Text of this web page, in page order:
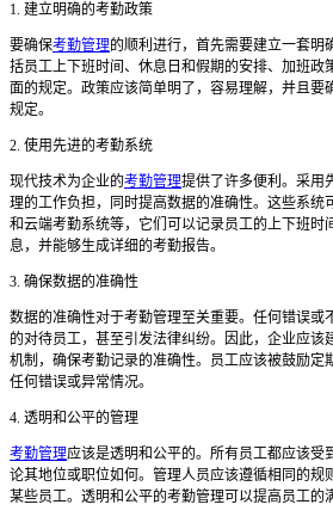
1. 建立明确的考勤政策
要确保考勤管理的顺利进行，首先需要建立一套明
括员工上下班时间、休息日和假期的安排、加班政
面的规定。政策应该简单明了，容易理解，并且要
规定。
2. 使用先进的考勤系统
现代技术为企业的考勤管理提供了许多便利。采用
理的工作负担，同时提高数据的准确性。这些系统
和云端考勤系统等，它们可以记录员工的上下班时
息，并能够生成详细的考勤报告。
3. 确保数据的准确性
数据的准确性对于考勤管理至关重要。任何错误或
的对待员工，甚至引发法律纠纷。因此，企业应该
机制，确保考勤记录的准确性。员工应该被鼓励定
任何错误或异常情况。
4. 透明和公平的管理
考勤管理应该是透明和公平的。所有员工都应该受
论其地位或职位如何。管理人员应该遵循相同的规
某些员工。透明和公平的考勤管理可以提高员工的